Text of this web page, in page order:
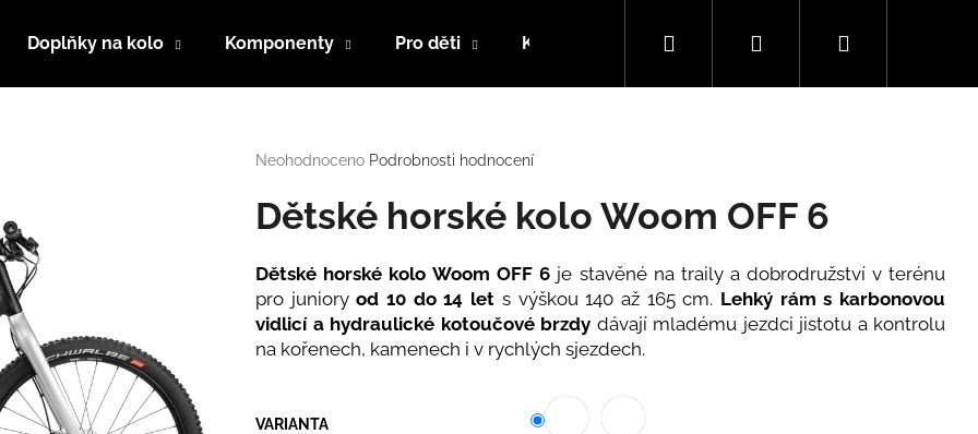
Doplňky na kolo Komponenty Pro děti Kola SLEVY Dárkové kupóny
Hledat PřihlášeníNákupní
Průměrné
produktu
je
5
hvězdiček.
Neohodnoceno Podrobnosti hodnocení
Dětské horské kolo Woom OFF 6
Dětské horské kolo Woom OFF 6 je stavěné na traily a dobrodružství v terénu
pro junioryod 10 do 14 let s výškou 140 až 165 cm. Lehký rám s karbonovou
vidlicí a hydraulické kotoučové brzdy dávají mladému jezdci jistotu a kontrolu
na kořenech, kamenech i v rychlých sjezdech.
VARIANTA
HLEDAT